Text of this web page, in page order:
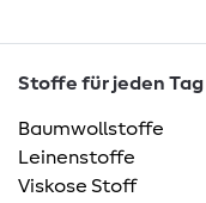
Stoffe für jeden Tag
Baumwollstoffe
Leinenstoffe
Viskose Stoff